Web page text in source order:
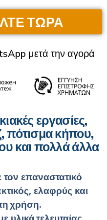
ΤΩΡΑ
μετά την αγορά
εργασίες,
πότισμα κήπου,
και πολλά άλλα
επαναστατικό
, ελαφρύς και
χρήση.